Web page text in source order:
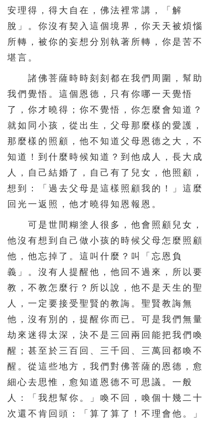
安理得，得大自在，佛法裡常講，「解
脫」。你沒有契入這個境界，你天天被煩惱
所轉，被你的妄想分別執著所轉，你是苦不
堪言。
諸佛菩薩時時刻刻都在我們周圍，幫助
我們覺悟。這個恩德，只有你哪一天覺悟
了，你才曉得；你不覺悟，你怎麼會知道？
就如同小孩，從出生，父母那麼樣的愛護，
那麼樣的照顧，他不知道父母恩德之大，不
知道！到什麼時候知道？到他成人，長大成
人，自己結婚了，自己有了兒女，他照顧，
想到：「過去父母是這樣照顧我的！」這麼
回光一返照，他才曉得知恩報恩。
可是世間糊塗人很多，他會照顧兒女，
他沒有想到自己做小孩的時候父母怎麼照顧
他，他忘掉了。這叫什麼？叫「忘恩負
義」。沒有人提醒他，他回不過來，所以要
教，不教怎麼行？所以說，他不是天生的聖
人，一定要接受聖賢的教誨。聖賢教誨無
他，沒有別的，提醒你而已。可是我們無量
劫來迷得太深，決不是三回兩回能把我們喚
醒；甚至於三百回、三千回、三萬回都喚不
醒。從這些地方，我們對佛菩薩的恩德，愈
細心去思惟，愈知道恩德不可思議。一般
人：「我想幫你。」喚不回，喚個十幾二十
次還不肯回頭：「算了算了！不理會他。」